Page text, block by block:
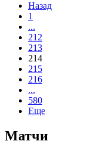
Назад
1
...
212
213
214
215
216
...
580
Еще
Матчи